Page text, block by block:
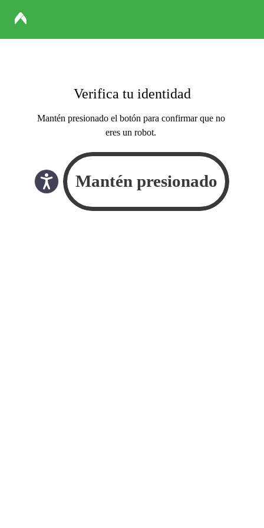
Verifica tu identidad
Mantén presionado el botón para confirmar que no
eres un robot.